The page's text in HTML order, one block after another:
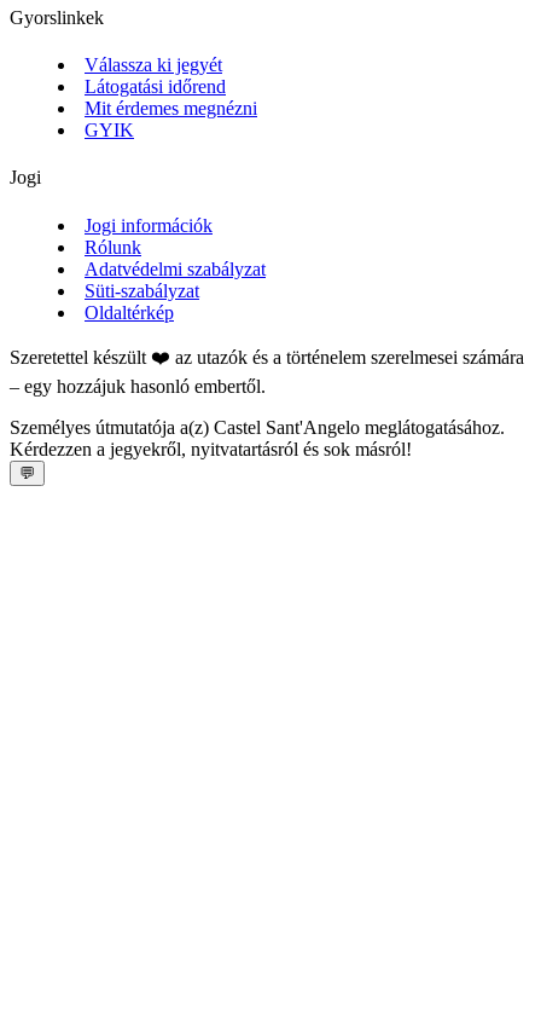
Gyorslinkek
Válassza ki jegyét
Látogatási időrend
Mit érdemes megnézni
GYIK
Jogi
Jogi információk
Rólunk
Adatvédelmi szabályzat
Süti-szabályzat
Oldaltérkép
Szeretettel készült ❤️ az utazók és a történelem szerelmesei számára
– egy hozzájuk hasonló embertől.
Személyes útmutatója a(z) Castel Sant'Angelo meglátogatásához.
Kérdezzen a jegyekről, nyitvatartásról és sok másról!
💬